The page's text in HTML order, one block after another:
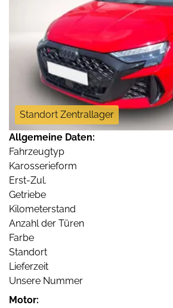
Standort Zentrallager
Allgemeine Daten:
Fahrzeugtyp
Karosserieform
Erst-Zul.
Getriebe
Kilometerstand
Anzahl der Türen
Farbe
Standort
Lieferzeit
Unsere Nummer
Motor: